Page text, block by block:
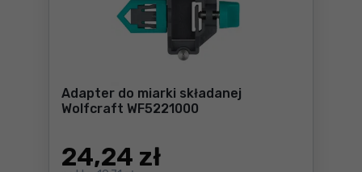
Adapter do miarki składanej
Wolfcraft WF5221000
24,24 zł